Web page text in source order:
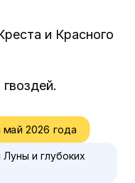
и Красного
2026 года
и глубоких